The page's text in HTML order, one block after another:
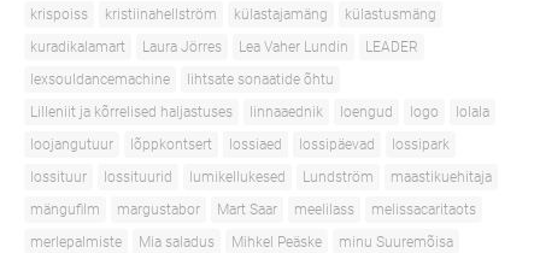
krispoiss
kristiinahellström külastajamäng
külastusmäng
kuradikalamart
Laura Jörres Lea Vaher Lundin
LEADER
lexsouldancemachine
lihtsate sonaatide õhtu
Lilleniit ja kõrrelised haljastuses
linnaaednik loengud logo
lolala
loojangutuur
lõppkontsert lossiaed lossipäevad
lossipark
lossituur
lossituurid lumikellukesed Lundström
maastikuehitaja
mängufilm
margustabor Mart Saar meelilass
melissacaritaots
merlepalmiste
Mia saladus Mihkel Peäske
minu Suuremõisa